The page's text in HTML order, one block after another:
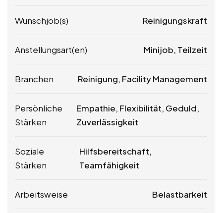
Wunschjob(s) Reinigungskraft
Anstellungsart(en) Minijob, Teilzeit
Branchen Reinigung, Facility Management
Persönliche
Stärken
Empathie, Flexibilität, Geduld,
Zuverlässigkeit
Soziale
Stärken
Hilfsbereitschaft,
Teamfähigkeit
Arbeitsweise Belastbarkeit